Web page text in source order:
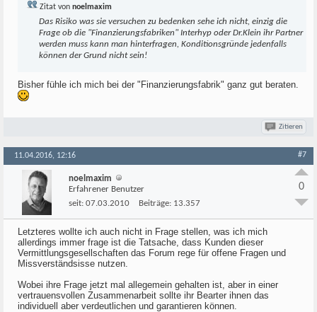
Zitat von noelmaxim
Das Risiko was sie versuchen zu bedenken sehe ich nicht, einzig die
Frage ob die "Finanzierungsfabriken" Interhyp oder Dr.Klein ihr Partner
werden muss kann man hinterfragen, Konditionsgründe jedenfalls
können der Grund nicht sein!
Bisher fühle ich mich bei der "Finanzierungsfabrik" ganz gut beraten.
Zitieren
11.04.2016, 12:16 #7
noelmaxim
Erfahrener Benutzer
seit: 07.03.2010 Beiträge: 13.357
0
Letzteres wollte ich auch nicht in Frage stellen, was ich mich
allerdings immer frage ist die Tatsache, dass Kunden dieser
Vermittlungsgesellschaften das Forum rege für offene Fragen und
Missverständsisse nutzen.
Wobei ihre Frage jetzt mal allegemein gehalten ist, aber in einer
vertrauensvollen Zusammenarbeit sollte ihr Bearter ihnen das
individuell aber verdeutlichen und garantieren können.